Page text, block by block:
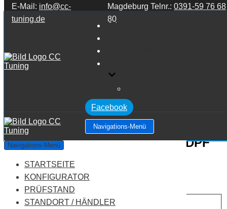
Zum Inhalt springen
E-Mail: info@cc-
tuning.de
Magdeburg Telnr.:0391-59 76 68
80
STARTSEITE
Facebook
Navigations-Menü
Navigations-Menü
STARTSEITE
KONFIGURATOR
PRÜFSTAND
STANDORT / HÄNDLER
Volkswagen Tiguan 2.0 TDI CR DPF
Leistung:170 PS
Drehmoment: 350 NM
Motortyp:Diesel
PREIS